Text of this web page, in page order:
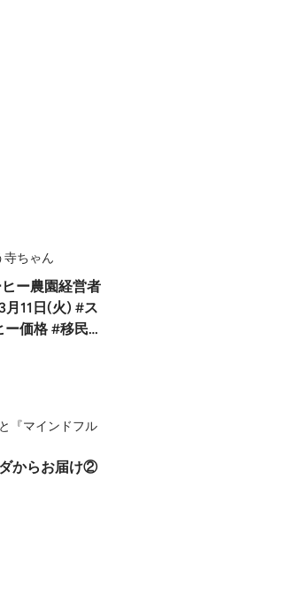
寺ちゃん
ー農園経営者
11日(火) #ス
ー価格 #移民
『マインドフル
からお届け②